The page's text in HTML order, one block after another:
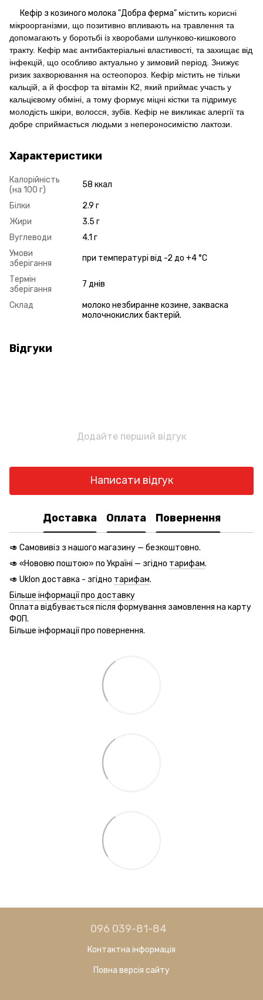
Кефір з козиного молока "Добра ферма" містить корисні
мікроорганізми, що позитивно впливають на травлення та
допомагають у боротьбі із хворобами шлунково-кишкового
тракту. Кефір має антибактеріальні властивості, та захищає від
інфекцій, що особливо актуально у зимовий період. Знижує
ризик захворювання на остеопороз. Кефір містить не тільки
кальцій, а й фосфор та вітамін К2, який приймає участь у
кальцієвому обміні, а тому формує міцні кістки та підримує
молодість шкіри, волосся, зубів. Кефір не викликає алергії та
добре сприймається людьми з непероносимістю лактози.
Характеристики
Калорійність
(на 100 г)
58 ккал
Білки
2.9 г
Жири
3.5 г
Вуглеводи
4.1 г
Умови
зберігання
при температурі від -2 до +4 °С
Термін
зберігання
7 днів
Склад
молоко незбиранне козине, закваска
молочнокислих бактерій.
Відгуки
Додайте перший відгук
Написати відгук
Доставка Оплата Повернення
🥑 Самовивіз з нашого магазину — безкоштовно.
🥑 «Нововю поштою» по Україні — згідно тарифам.
🥑 Uklon доставка - згідно тарифам.
Більше інформації про доставку
Оплата відбувається після формування замовлення на карту
ФОП.
Більше інформації про повернення.
096 039-81-84
Контактна інформація
Повна версія сайту